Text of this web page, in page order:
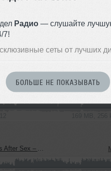
Радио — слушайте
7!
сеты от лучших
БОЛЬШЕ НЕ ПОКАЗЫВАТЬ
10 (Exclusive Edition)
(Part 2)
Davidson, Adonis Harisov Unofficial Remix)